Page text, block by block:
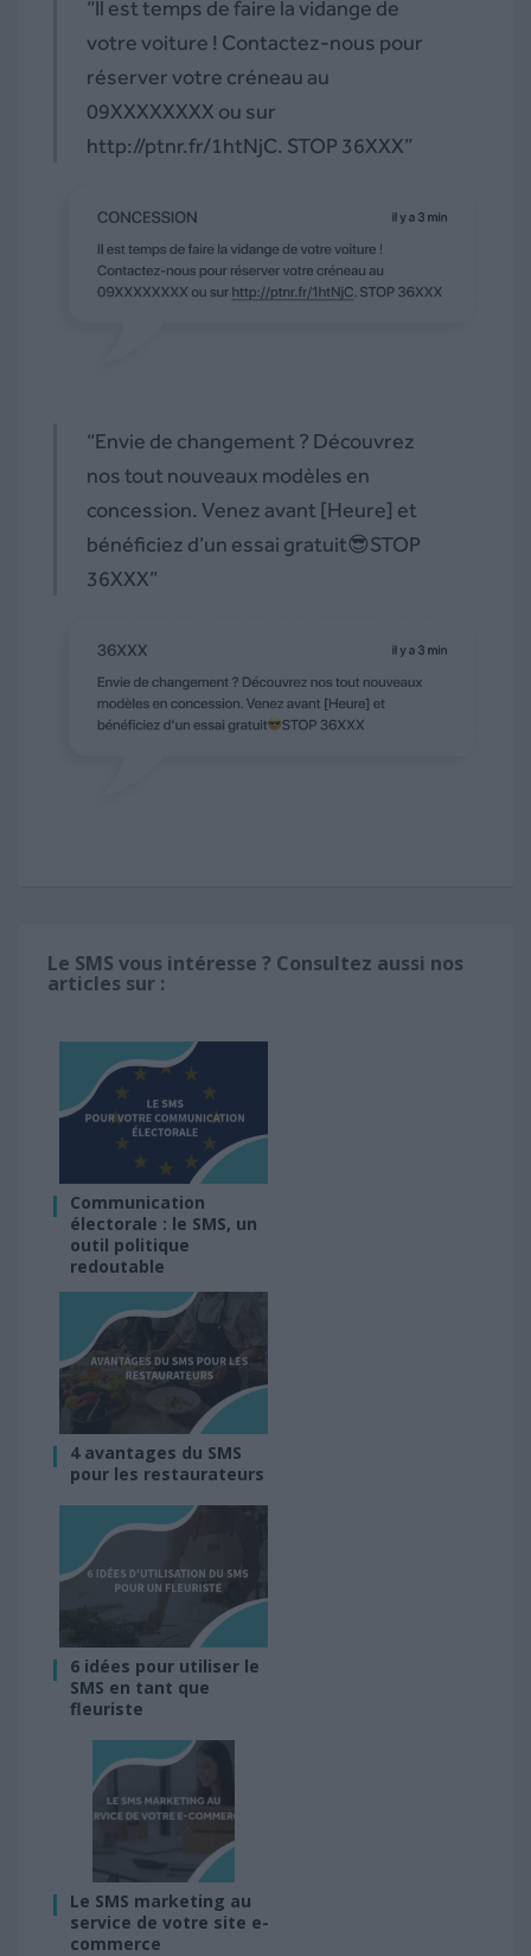
“Il est temps de faire la vidange de
votre voiture ! Contactez-nous pour
réserver votre créneau au
09XXXXXXXX ou sur
http://ptnr.fr/1htNjC. STOP 36XXX”
“Envie de changement ? Découvrez
nos tout nouveaux modèles en
concession. Venez avant [Heure] et
bénéficiez d’un essai gratuit😎STOP
36XXX”
Le SMS vous intéresse ? Consultez aussi nos
articles sur :
Communication
électorale : le SMS, un
outil politique
redoutable
4 avantages du SMS
pour les restaurateurs
6 idées pour utiliser le
SMS en tant que
fleuriste
Le SMS marketing au
service de votre site e-
commerce